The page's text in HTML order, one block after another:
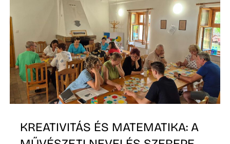
KREATIVITÁS ÉS MATEMATIKA: A